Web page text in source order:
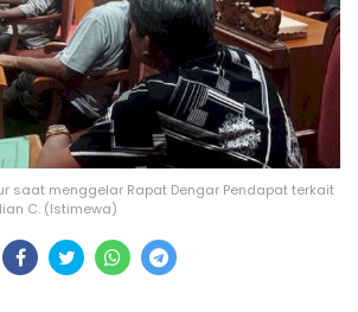
saat menggelar Rapat Dengar Pendapat terkait
C. (Istimewa)